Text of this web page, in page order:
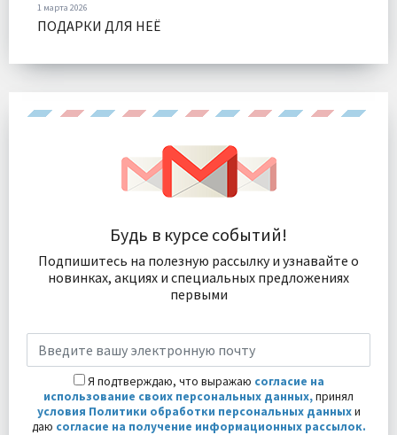
1 марта 2026
ПОДАРКИ ДЛЯ НЕË
Будь в курсе событий!
Подпишитесь на полезную рассылку и узнавайте о
новинках, акциях и специальных предложениях
первыми
Я подтверждаю, что выражаю согласие на
использование своих персональных данных,принял
условия Политики обработки персональных данныхи
даю согласие на получение информационных рассылок.